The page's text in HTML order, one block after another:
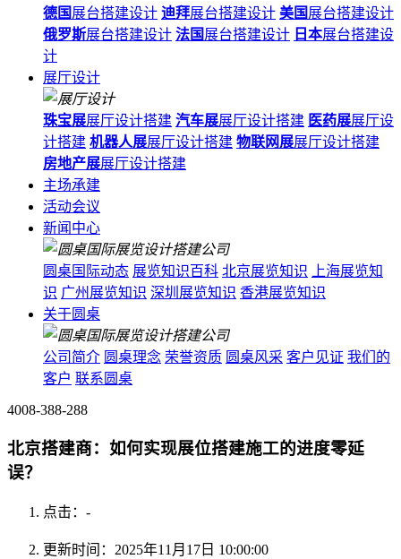
德国 展台搭建设计 迪拜展台搭建设计 美国 展台搭建设计
俄罗斯展台搭建设计 法国 展台搭建设计 日本展台搭建设
计
展厅设计
珠宝展展厅设计搭建 汽车展展厅设计搭建 医药展展厅设
计搭建 机器人展展厅设计搭建 物联网展展厅设计搭建
房地产展展厅设计搭建
主场承建
活动会议
新闻中心
圆桌国际动态 展览知识百科 北京展览知识
上海展览知
识 广州展览知识 深圳展览知识 香港展览知识
关于圆桌
公司简介 圆桌理念 荣誉资质 圆桌风采 客户见证 我们的
客户 联系圆桌
4008-388-288
北京搭建商：如何实现展位搭建施工的进度零延
误？
点击： -
更新时间：2025年11月17日 10:00:00